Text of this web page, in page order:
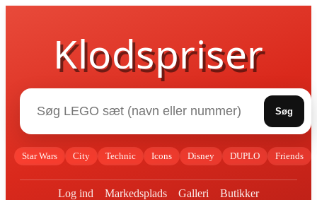
Klodspriser
Søg
Star Wars City Technic Icons Disney DUPLO Friends
Log ind Markedsplads Galleri
Butikker